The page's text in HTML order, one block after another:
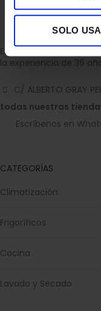
SOLO
Empresa dedicada a la
la experiencia de 36
C/ ALBERTO GRAY
todas nuestras
Escríbenos en
CATEGORÍAS
Climatización
Frigoríficos
Cocina
Lavado y Secado